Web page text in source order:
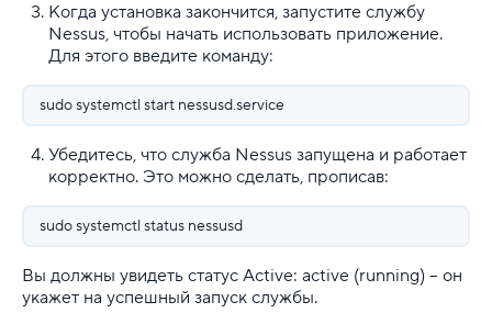
Когда установка закончится, запустите службу
Nessus, чтобы начать использовать приложение.
Для этого введите команду:
sudo systemctl start nessusd.service
Убедитесь, что служба Nessus запущена и работает
корректно. Это можно сделать, прописав:
sudo systemctl status nessusd
Вы должны увидеть статус Active: active (running) – он
укажет на успешный запуск службы.